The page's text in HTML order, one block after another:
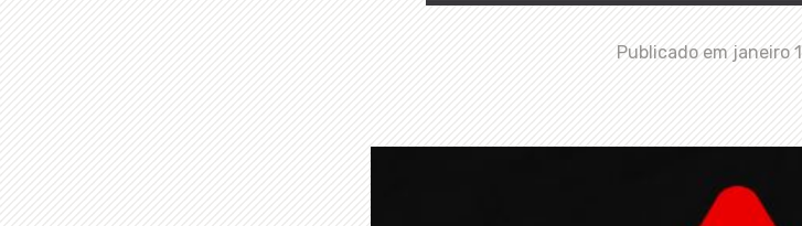
Publicado em janeiro